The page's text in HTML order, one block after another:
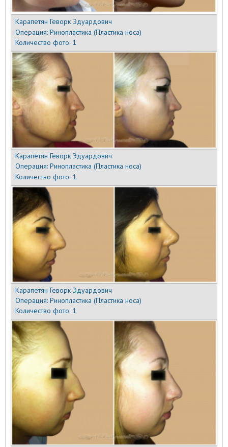
Карапетян Геворк Эдуардович
Операция:Ринопластика (Пластика носа)
Количество фото: 1
Карапетян Геворк Эдуардович
Операция:Ринопластика (Пластика носа)
Количество фото: 1
Карапетян Геворк Эдуардович
Операция:Ринопластика (Пластика носа)
Количество фото: 1